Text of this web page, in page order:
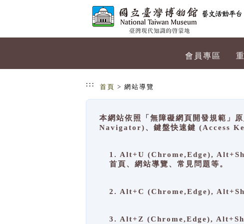
會員專區
::: 首頁 > 網站導覽
本網站依照「無障礙網頁開發規範」
Navigator)、鍵盤快速鍵 (Access
1. Alt+U (Chrome,Edge),
首頁、網站導覽、常見問題等。
2. Alt+C (Chrome,Edge),
3. Alt+Z (Chrome,Edge),